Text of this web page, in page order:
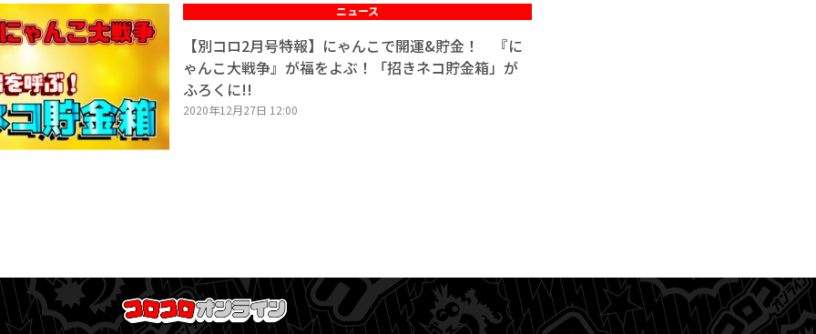
ニュース
【別コロ2月号特報】にゃんこで開運&貯金！ 『に
ゃんこ大戦争』が福をよぶ！「招きネコ貯金箱」が
ふろくに!!
2020年12月27日 12:00